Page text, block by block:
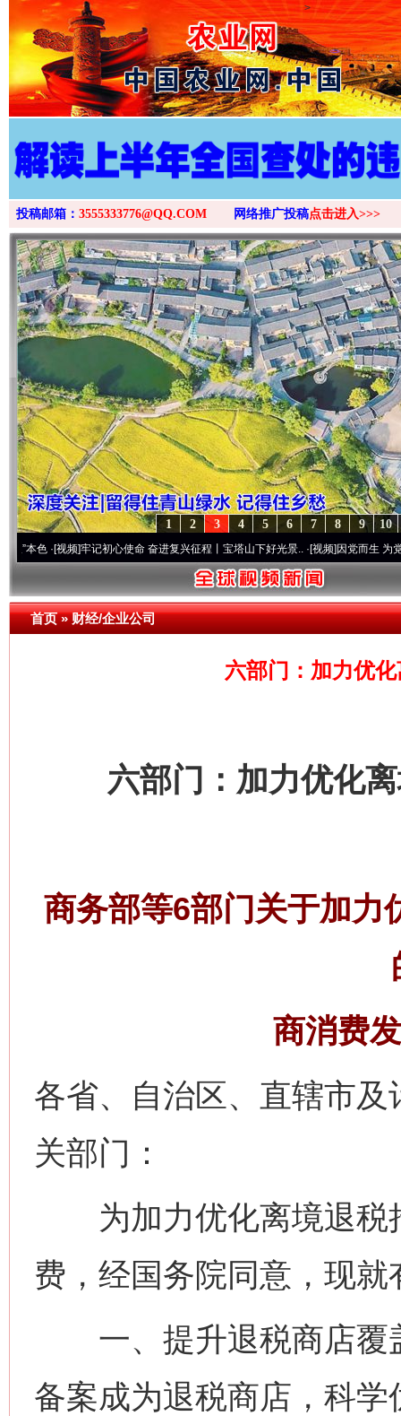
>
投稿邮箱： 3555333776@QQ.COM 网络推广投稿点击进入>>>
10
9
8
7
6
5
4
3
2
1
视频]牢记初心使命 奋进复兴征程丨宝塔山下好光景..·[视频]因党而生 为党而战——
首页»财经/企业公司
六部门：加力优
六部门：加力优化离
商务部等6部门关于加力
商消费
各省、自治区、直辖市
关部门：
为加力优化离境退税
费，经国务院同意，现
一、提升退税商店覆
备案成为退税商店，科